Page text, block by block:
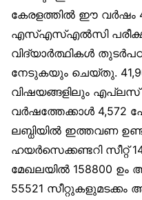
കേരളത്തിൽ ഈ വർഷം
എസ്എസ്എൽസി
വിദ്യാർത്ഥികൾ
നേടുകയും ചെയ്തു.
വിഷയങ്ങളിലും എപ്ലസ്
വർഷത്തേക്കാൾ
ലബ്ധിയിൽ ഇത്തവണ
ഹയർസെക്കണ്ടറി
മേഖലയിൽ 158800
55521 സീറ്റുകളുമടക്കം